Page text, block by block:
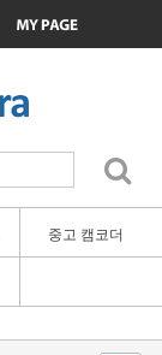
중고 캠코더